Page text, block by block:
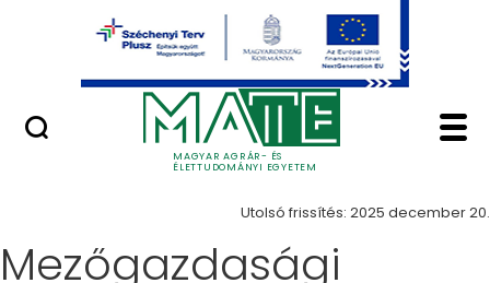
Ugrás a fő tartalomhoz
MAGYAR AGRÁR- ÉS
ÉLETTUDOMÁNYI EGYETEM
Minőségügy
Képzés - Magyar
Képzések
Utolsó frissítés: 2025 december 20.
Mezőgazdasági